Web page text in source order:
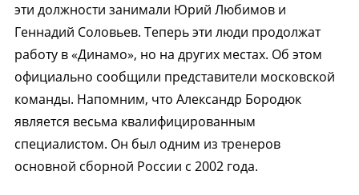
эти должности занимали Юрий Любимов и
Геннадий Соловьев. Теперь эти люди продолжат
работу в «Динамо», но на других местах. Об этом
официально сообщили представители московской
команды. Напомним, что Александр Бородюк
является весьма квалифицированным
специалистом. Он был одним из тренеров
основной сборной России с 2002 года.